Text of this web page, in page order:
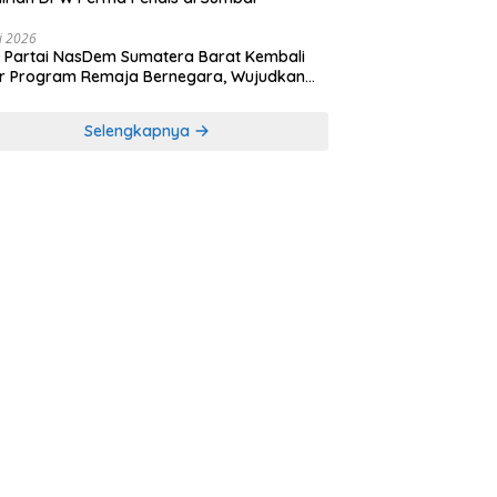
2026
Partai NasDem Sumatera Barat Kembali
Program Remaja Bernegara, Wujudkan
Selengkapnya